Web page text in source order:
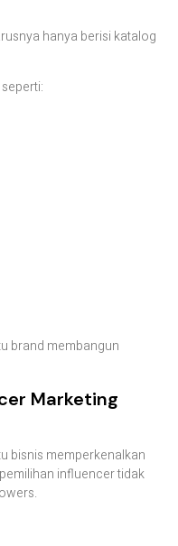
hanya berisi katalog
brand membangun
Marketing
bisnis memperkenalkan
influencer tidak